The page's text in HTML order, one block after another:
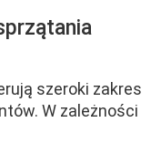
szeroki zakres
W zależności